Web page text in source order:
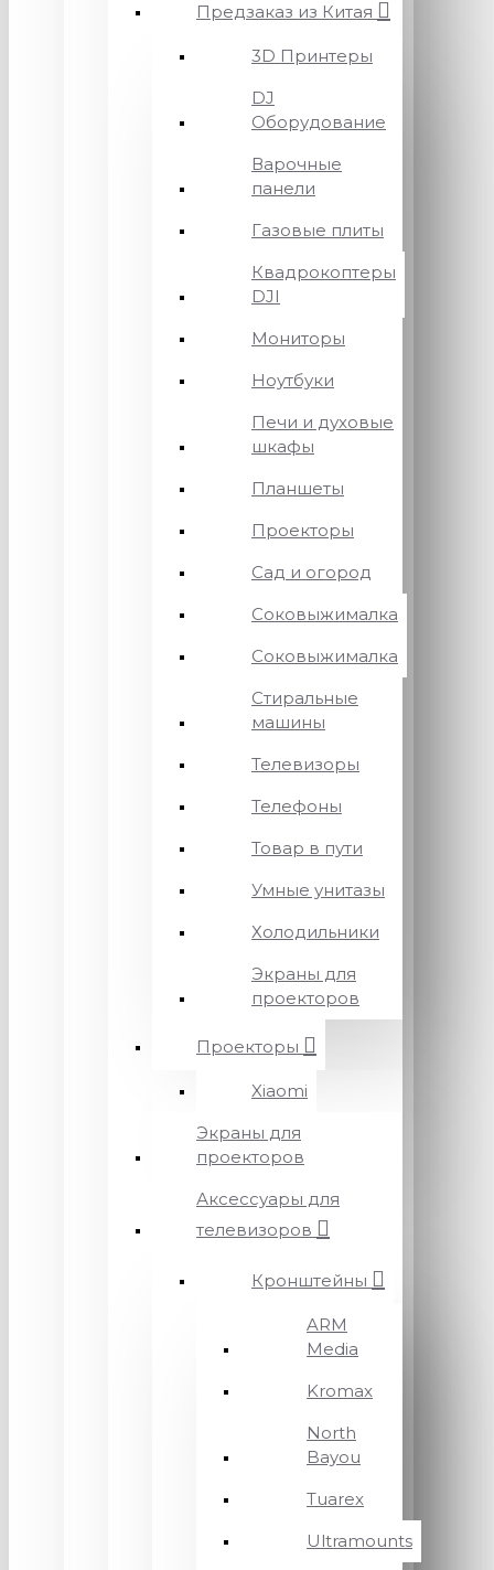
Предзаказ из Китая
3D Принтеры
DJ
Оборудование
Варочные
панели
Газовые плиты
Квадрокоптеры
DJI
Мониторы
Ноутбуки
Печи и духовые
шкафы
Планшеты
Проекторы
Сад и огород
Соковыжималка
Соковыжималка
Стиральные
машины
Телевизоры
Телефоны
Товар в пути
Умные унитазы
Холодильники
Экраны для
проекторов
Проекторы
Xiaomi
Экраны для
проекторов
Аксессуары для
телевизоров
Кронштейны
ARM
Media
Kromax
North
Bayou
Tuarex
Ultramounts